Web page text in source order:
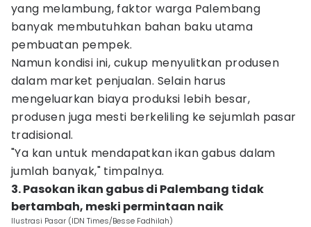
yang melambung, faktor warga Palembang
banyak membutuhkan bahan baku utama
pembuatan pempek.
Namun kondisi ini, cukup menyulitkan produsen
dalam market penjualan. Selain harus
mengeluarkan biaya produksi lebih besar,
produsen juga mesti berkeliling ke sejumlah pasar
tradisional.
"Ya kan untuk mendapatkan ikan gabus dalam
jumlah banyak," timpalnya.
3. Pasokan ikan gabus di Palembang tidak
bertambah, meski permintaan naik
Ilustrasi Pasar (IDN Times/Besse Fadhilah)